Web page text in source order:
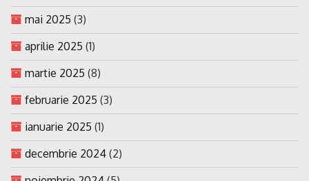
mai 2025 (3)
aprilie 2025 (1)
martie 2025 (8)
februarie 2025 (3)
ianuarie 2025 (1)
decembrie 2024 (2)